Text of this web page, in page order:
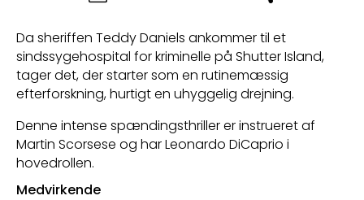
Da sheriffen Teddy Daniels ankommer til et
sindssygehospital for kriminelle på Shutter Island,
tager det, der starter som en rutinemæssig
efterforskning, hurtigt en uhyggelig drejning.
Denne intense spændingsthriller er instrueret af
Martin Scorsese og har Leonardo DiCaprio i
hovedrollen.
Medvirkende